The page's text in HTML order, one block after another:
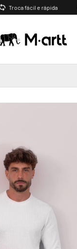
Troca fácil e rápida